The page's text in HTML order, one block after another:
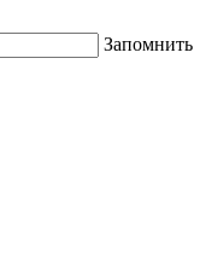
Запомнить